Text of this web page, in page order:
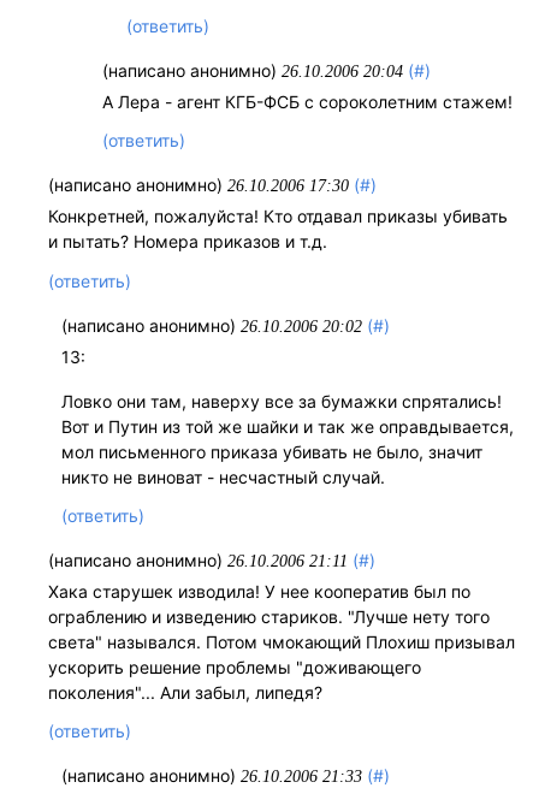
(ответить)
(написано анонимно) 26.10.2006 20:04 (#)
А Лера - агент КГБ-ФСБ с сороколетним стажем!
(ответить)
(написано анонимно) 26.10.2006 17:30 (#)
Конкретней, пожалуйста! Кто отдавал приказы убивать
и пытать? Номера приказов и т.д.
(ответить)
(написано анонимно)26.10.2006 20:02 (#)
13:
Ловко они там, наверху все за бумажки спрятались!
Вот и Путин из той же шайки и так же оправдывается,
мол письменного приказа убивать не было, значит
никто не виноват - несчастный случай.
(ответить)
(написано анонимно) 26.10.2006 21:11 (#)
Хака старушек изводила! У нее кооператив был по
ограблению и изведению стариков. "Лучше нету того
света" назывался. Потом чмокающий Плохиш призывал
ускорить решение проблемы "доживающего
поколения"... Али забыл, липедя?
(ответить)
(написано анонимно)26.10.2006 21:33 (#)